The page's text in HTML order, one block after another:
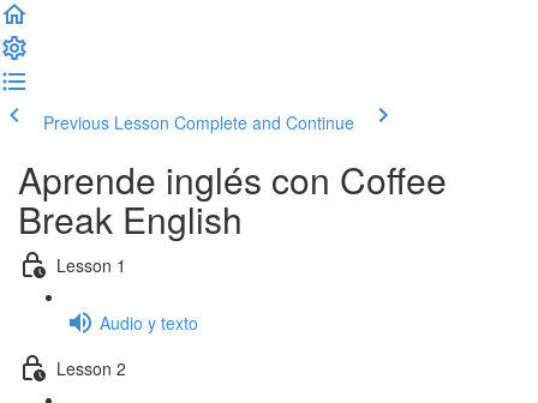
Previous Lesson Complete and Continue
Aprende inglés con Coffee
Break English
Lesson 1
Audio y texto
Lesson 2